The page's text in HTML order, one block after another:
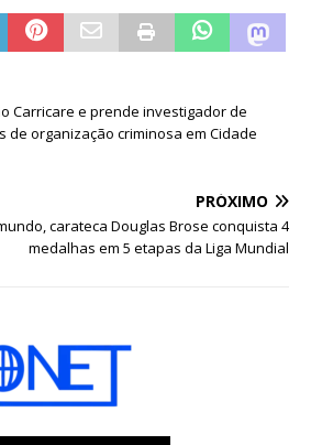
Carricare e prende investigador de
de organização criminosa em Cidade
PRÓXIMO
carateca Douglas Brose conquista 4
medalhas em 5 etapas da Liga Mundial